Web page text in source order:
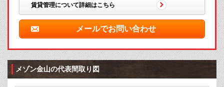
賃貸管理について詳細はこちら
メールでお問い合わせ
メゾン金山の代表間取り図